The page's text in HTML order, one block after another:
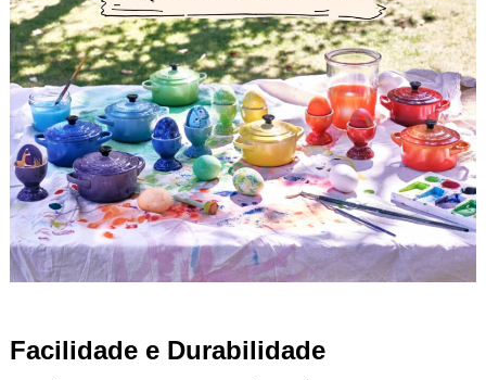
Facilidade e Durabilidade